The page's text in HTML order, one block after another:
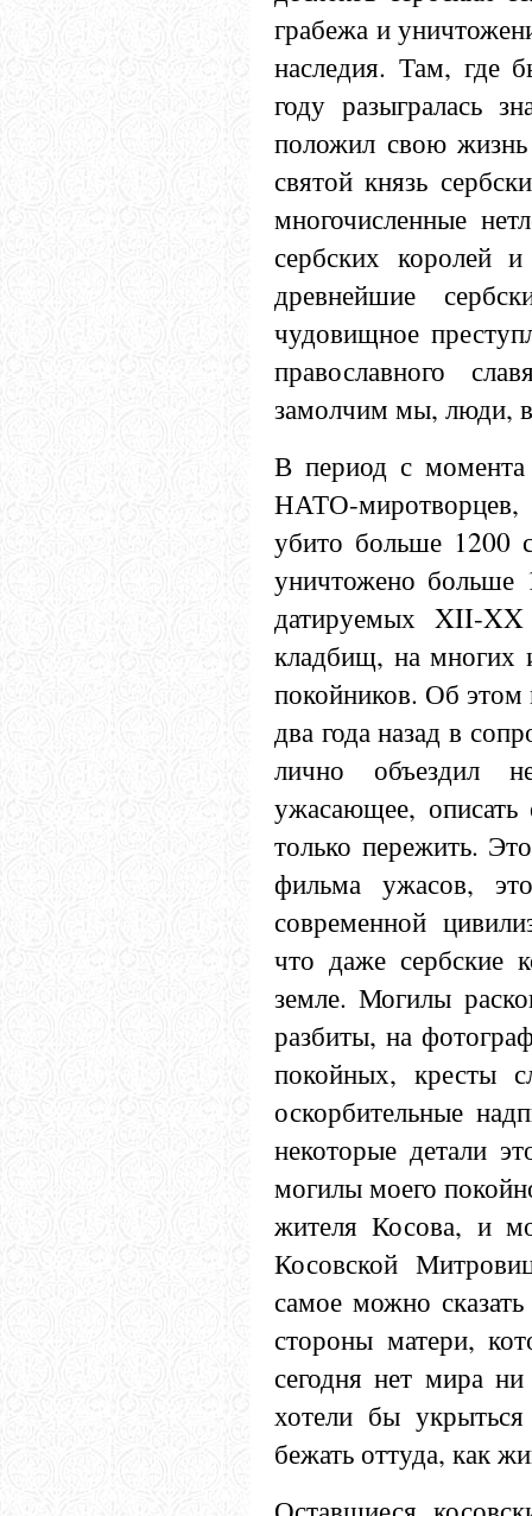
грабежа и
наследия. Там, где
году разыгралась
положил свою
святой князь
многочисленные
сербских королей
древнейшие
чудовищное
православного
замолчим мы, люди,
В период с
НАТО-
убито больше 1200
уничтожено больше
датируемых XII-XX
кладбищ, на многих
покойников. Об этом
два года назад в
лично объездил
ужасающее,
только пережить.
фильма ужасов,
современной
что даже сербские
земле. Могилы
разбиты, на
покойных, кресты
оскорбительные
некоторые детали
могилы моего
жителя Косова, и
Косовской
самое можно
стороны матери,
сегодня нет мира
хотели бы
бежать оттуда, как